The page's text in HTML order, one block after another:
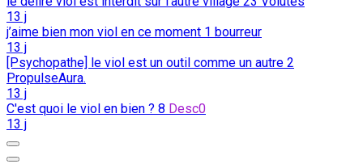
13 j
j’aime bien mon viol en ce moment 1 bourreur
13 j
[Psychopathe] le viol est un outil comme un autre 2
PropulseAura.
13 j
C'est quoi le viol en bien ? 8 Desc0
13 j